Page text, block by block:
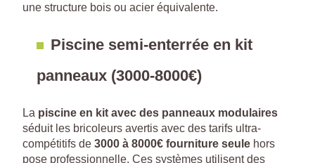
une structure bois ou acier équivalente.
Piscine semi-enterrée en kit
panneaux (3000-8000€)
La piscine en kit avec des panneaux modulaires
séduit les bricoleurs avertis avec des tarifs ultra-
compétitifs de 3000 à 8000€ fourniture seule hors
pose professionnelle. Ces systèmes utilisent des